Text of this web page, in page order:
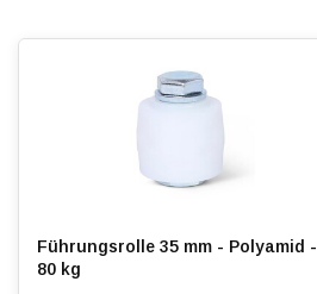
Führungsrolle 35 mm - Polyamid -
80 kg